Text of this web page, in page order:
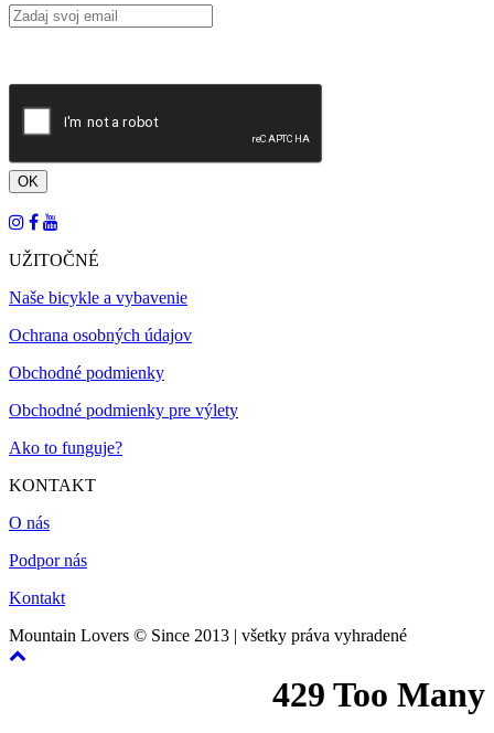
UŽITOČNÉ
Naše bicykle a vybavenie
Ochrana osobných údajov
Obchodné podmienky
Obchodné podmienky pre výlety
Ako to funguje?
KONTAKT
O nás
Podpor nás
Kontakt
Mountain Lovers © Since 2013 | všetky práva vyhradené